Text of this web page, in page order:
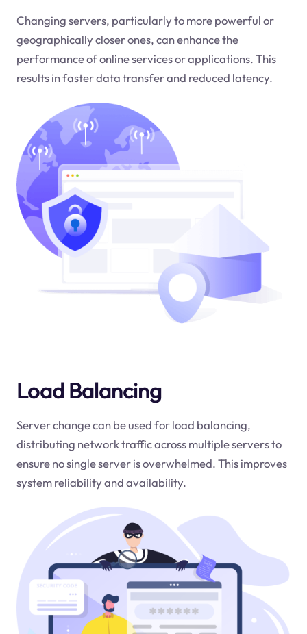
Changing servers, particularly to more powerful or
geographically closer ones, can enhance the
performance of online services or applications. This
results in faster data transfer and reduced latency.
Load Balancing
Server change can be used for load balancing,
distributing network traffic across multiple servers to
ensure no single server is overwhelmed. This improves
system reliability and availability.